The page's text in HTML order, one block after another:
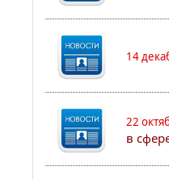
14
22
в